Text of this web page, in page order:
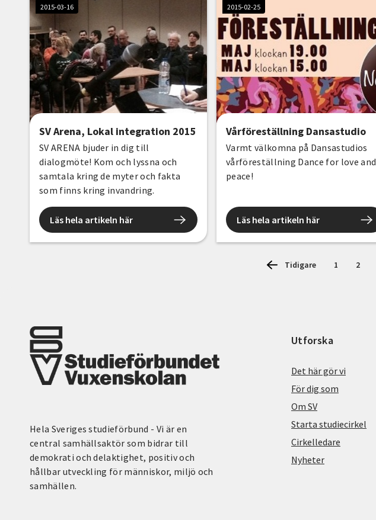
2015-03-16
SV Arena, Lokal integration 2015
SV ARENA bjuder in dig till
dialogmöte! Kom och lyssna och
samtala kring de myter och fakta
som finns kring invandring.
Läs hela artikeln här
2015-02-25
Vårföreställning Dansastudio
Varmt välkomna på Dansastudios
vårföreställning Dance for love and
peace!
Läs hela artikeln här
Tidigare 1 2
Hela Sveriges studieförbund - Vi är en
central samhällsaktör som bidrar till
demokrati och delaktighet, positiv och
hållbar utveckling för människor, miljö och
samhällen.
Utforska
Det här gör vi
För dig som
Om SV
Starta studiecirkel
Cirkelledare
Nyheter